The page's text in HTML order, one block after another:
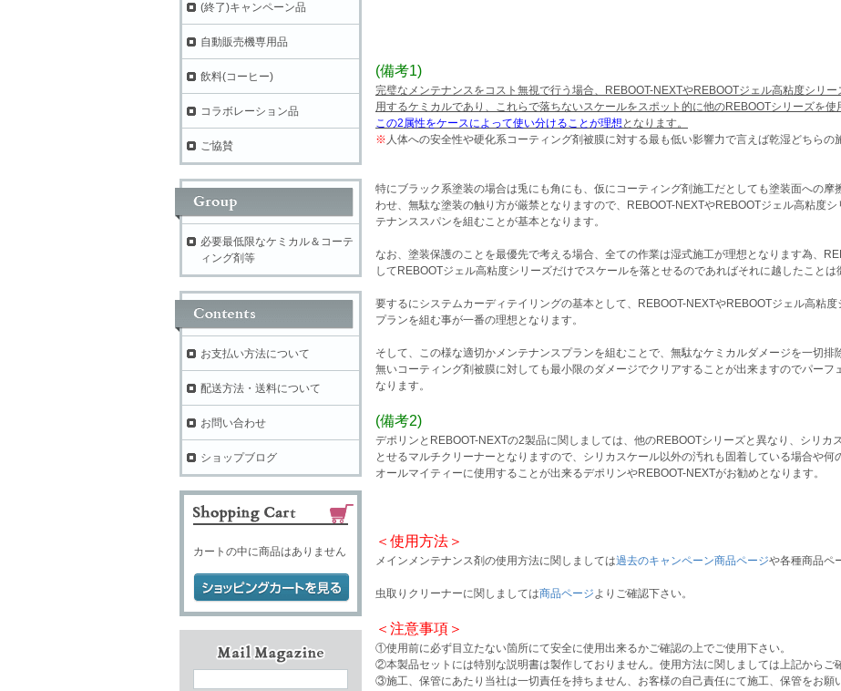
(備考1)
完璧なメンテナンスをコスト無視で行う場合、REBOOT-NEXTやREBOOTジェル高粘度シリ
用するケミカルであり、これらで落ちないスケールをスポット的に他のREBOOTシリーズを
この2属性をケースによって使い分けることが理想 となります。
※ 人体への安全性や硬化系コーティング剤被膜に対する最も低い影響力で言えば乾湿どちらの
特にブラック系塗装の場合は兎にも角にも、仮にコーティング剤施工だとしても塗装面への摩
わせ、無駄な塗装の触り方が厳禁となりますので、REBOOT-NEXTやREBOOTジェル高粘度
テナンススパンを組むことが基本となります。
なお、塗装保護のことを最優先で考える場合、全ての作業は湿式施工が理想となります為、
してREBOOTジェル高粘度シリーズだけでスケールを落とせるのであればそれに越したことは
要するにシステムカーディテイリングの基本として、REBOOT-NEXTやREBOOTジェル高粘
プランを組む事が一番の理想となります。
そして、この様な適切かメンテナンスプランを組むことで、無駄なケミカルダメージを一切
無いコーティング剤被膜に対しても最小限のダメージでクリアすることが出来ますのでパーフ
なります。
(備考2)
デポリンとREBOOT-NEXTの2製品に関しましては、他のREBOOTシリーズと異なり、シリカ
とせるマルチクリーナーとなりますので、シリカスケール以外の汚れも固着している場合や
オールマイティーに使用することが出来るデポリンやREBOOT-NEXTがお勧めとなります。
＜使用方法＞
メインメンテナンス剤の使用方法に関しましては過去のキャンペーン商品ページや各種商品ペ
虫取りクリーナーに関しましては商品ページよりご確認下さい。
＜注意事項＞
①使用前に必ず目立たない箇所にて安全に使用出来るかご確認の上でご使用下さい。
②本製品セットには特別な説明書は製作しておりません。使用方法に関しましては上記からご
③施工、保管にあたり当社は一切責任を持ちません、お客様の自己責任にて施工、保管をお願
(終了)キャンペーン品
自動販売機専用品
飲料(コーヒー)
コラボレーション品
ご協賛
必要最低限なケミカル＆コーテ
ィング剤等
お支払い方法について
配送方法・送料について
お問い合わせ
ショップブログ
カートの中に商品はありません